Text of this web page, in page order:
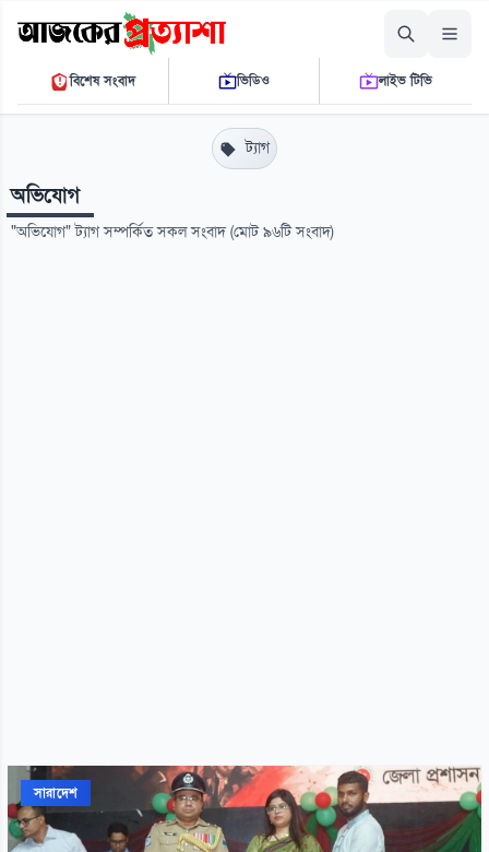
রোববার, ০৯ আগস্ট ২০২৬
০৩:৫৯:৩৬ এ.এম.THE DAILY AJKER PROTTASHA
বিশেষ সংবাদ ভিডিও লাইভ টিভি
ট্যাগ
অভিযোগ
"অভিযোগ" ট্যাগ সম্পর্কিত সকল সংবাদ (মোট ৯৬টি সংবাদ)
সারাদেশ